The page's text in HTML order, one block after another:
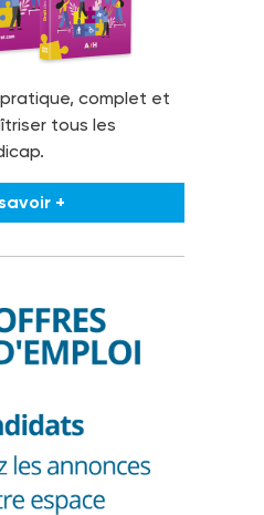
complet et
tous les
+